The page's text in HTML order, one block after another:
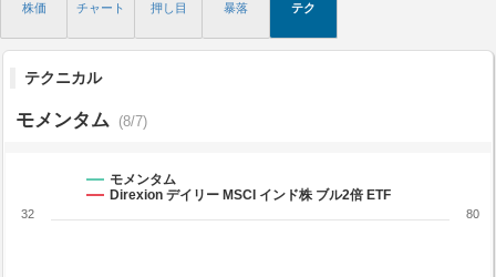
株価 チャート 押し目 暴落 テク
テクニカル
モメンタム (8/7)
32 80
モメンタム
Direxion デイリー MSCI インド株 ブル2倍 ETF